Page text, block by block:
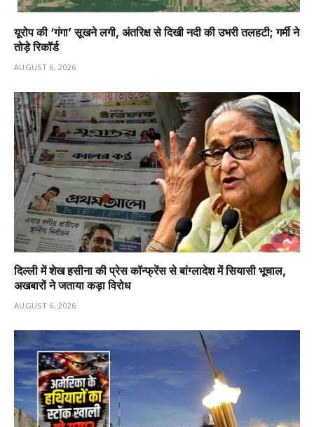
यूरोप की ‘गंगा’ सूखने लगी, अंतरिक्ष से दिखी नदी की उभरी तलहटी; गर्मी ने
तोड़े रिकॉर्ड
AUGUST 6, 2026
दिल्ली में शेख हसीना की प्रेस कॉन्फ्रेंस से बांग्लादेश में सियासी भूचाल,
अखबारों ने जताया कड़ा विरोध
AUGUST 6, 2026